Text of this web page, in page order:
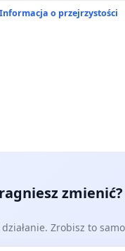
Informacja o przejrzystości
zmienić?
Zrobisz to